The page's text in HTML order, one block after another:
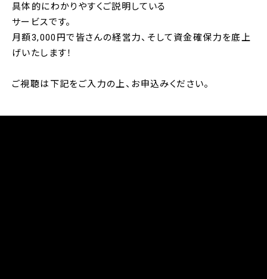
具体的にわかりやすくご説明している
サービスです。
月額3,000円で皆さんの経営力、そして資金確保力を底上
げいたします！
ご視聴は下記をご入力の上、お申込みください。